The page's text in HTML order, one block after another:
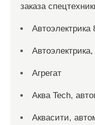
заказа
Автоэлектрика
Агрегат
Аква Tech,
Аквасити,